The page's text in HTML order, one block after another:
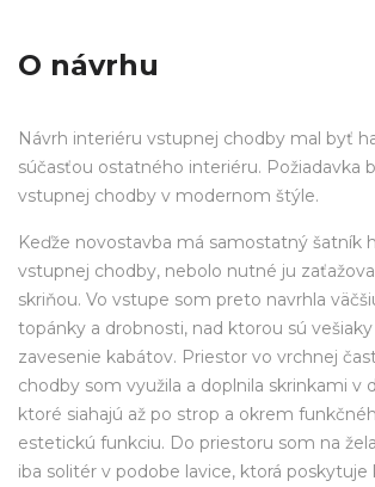
O návrhu
Návrh interiéru vstupnej chodby mal byť
súčasťou ostatného interiéru. Požiadavka
vstupnej chodby v modernom štýle.
Keďže novostavba má samostatný šatník
vstupnej chodby, nebolo nutné ju
skriňou. Vo vstupe som preto navrhla
topánky a drobnosti, nad ktorou sú
zavesenie kabátov. Priestor vo vrchnej
chodby som využila a doplnila skrinkami v
ktoré siahajú až po strop a okrem
estetickú funkciu. Do priestoru som na
iba solitér v podobe lavice, ktorá